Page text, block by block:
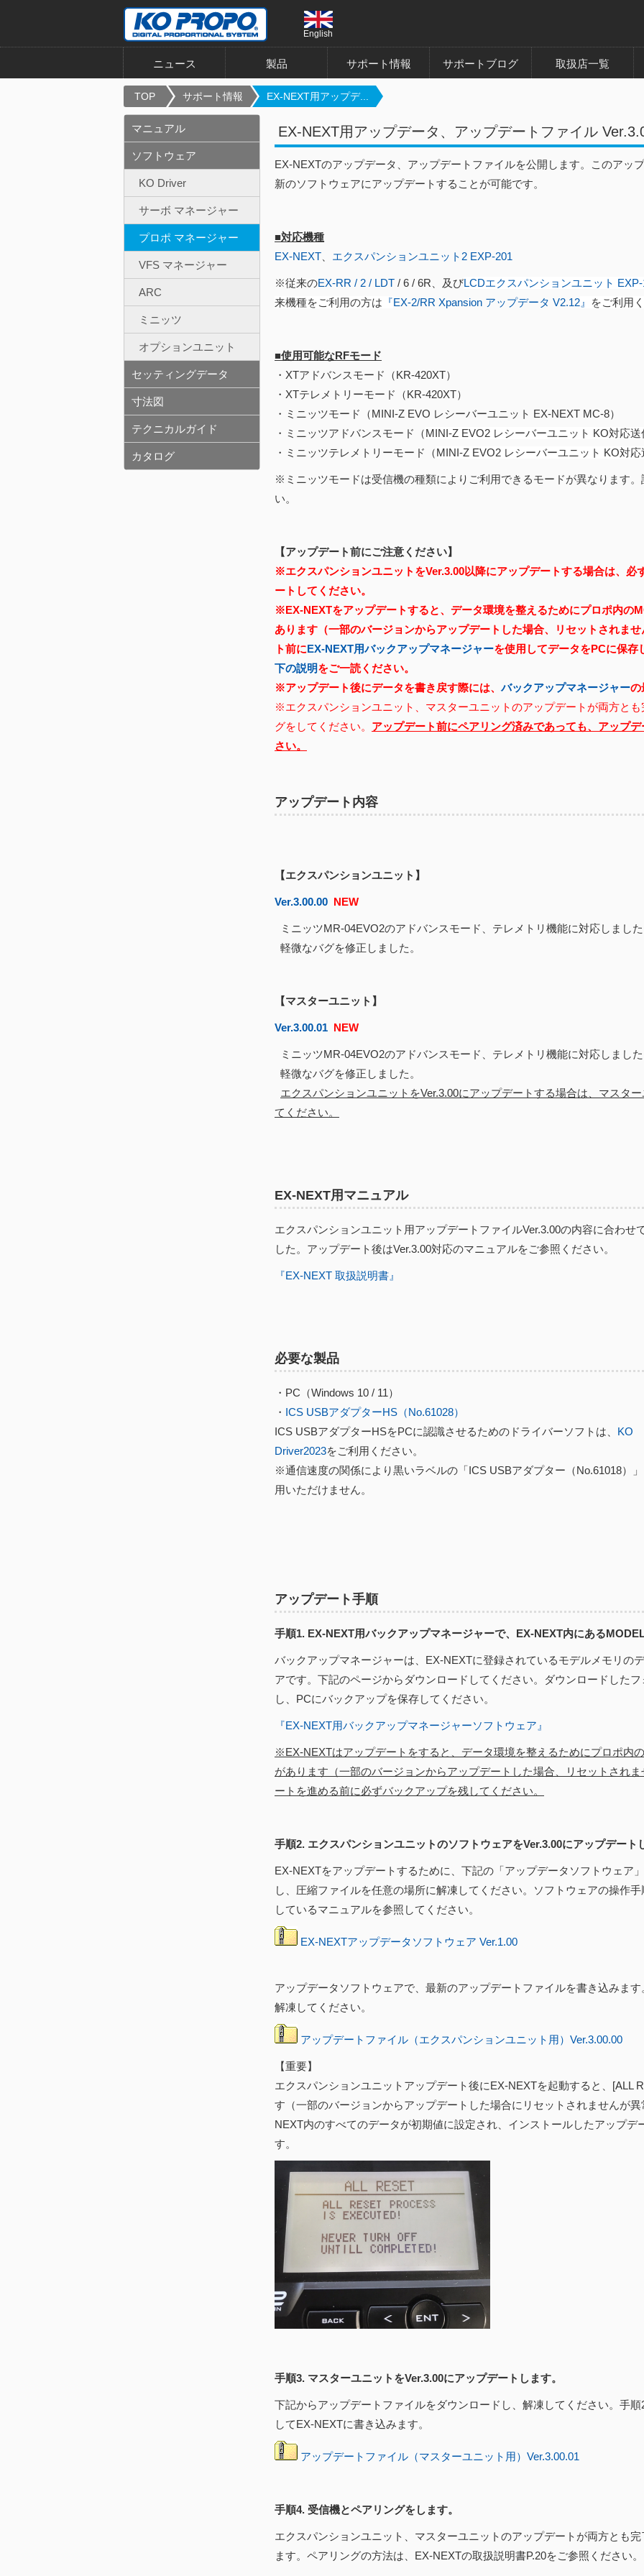
English
ニュース 製品 サポート情報 サポートブログ 取扱店一覧
TOP サポート情報 EX-NEXT用アップデ...
EX-NEXT用アップデータ、アップデートファイル
EX-NEXTのアップデータ、アップデートファイルを公開します。このアッ
新のソフトウェアにアップデートすることが可能です。
■対応機種
EX-NEXT
エクスパンションユニット2 EXP-201
※従来のEX-RR / 2 / LDT / 6 / 6R、及びLCDエクスパンションユニット
来機種をご利用の方は 『EX-2/RR Xpansion アップデータ V2.12​ 』 をご利用
■使用可能なRFモード
・XTアドバンスモード（KR-420XT）
・XTテレメトリーモード（KR-420XT）
・ミニッツモード（MINI-Z EVO レシーバーユニット EX-NEXT MC-8）
・ミニッツアドバンスモード（MINI-Z EVO2 レシーバーユニット KO対応
・ミニッツテレメトリーモード（MINI-Z EVO2 レシーバーユニット KO対
※ミニッツモードは受信機の種類によりご利用できるモードが異なります。
い。
【アップデート前にご注意ください】
※エクスパンションユニットをVer.3.00以降にアップデートする場合は、必
ートしてください。
※EX-NEXTをアップデートすると、データ環境を整えるためにプロポ内の
あります（一部のバージョンからアップデートした場合、リセットされま
ト前にEX-NEXT用バックアップマネージャーを使用してデータをPCに保存
下の説明をご一読ください。
※アップデート後にデータを書き戻す際には、バックアップマネージャーの
※エクスパンションユニット、マスターユニットのアップデートが両方と
グをしてください。 アップデート前にペアリング済みであっても、アップ
さい。
アップデート内容
【エクスパンションユニット】
Ver.3.00.00 NEW
ミニッツMR-04EVO2のアドバンスモード、テレメトリ機能に対応しまし
軽微なバグを修正しました。
【マスターユニット】
Ver.3.00.01 NEW
ミニッツMR-04EVO2のアドバンスモード、テレメトリ機能に対応しまし
軽微なバグを修正しました。
エクスパンションユニットをVer.3.00にアップデートする場合は、マスタ
てください。
EX-NEXT用マニュアル
エクスパンションユニット用アップデートファイルVer.3.00の内容に合わせ
した。アップデート後はVer.3.00対応のマニュアルをご参照ください。
『EX-NEXT 取扱説明書』
必要な製品
・PC（Windows 10 / 11）
・ ICS USBアダプターHS（No.61028）
ICS USBアダプターHSをPCに認識させるためのドライバーソフトは、 KO
Driver2023をご利用ください。
※通信速度の関係により黒いラベルの「ICS USBアダプター（No.61018）
用いただけません。
アップデート手順
手順1. EX-NEXT用バックアップマネージャーで、EX-NEXT内にある
バックアップマネージャーは、EX-NEXTに登録されているモデルメモリの
アです。下記のページからダウンロードしてください。ダウンロードした
し、PCにバックアップを保存してください。
『EX-NEXT用バックアップマネージャーソフトウェア』
※EX-NEXTはアップデートをすると、データ環境を整えるためにプロポ内
があります（一部のバージョンからアップデートした場合、リセットされ
ートを進める前に必ずバックアップを残してください。
手順2. エクスパンションユニットのソフトウェアをVer.3.00にアップデート
EX-NEXTをアップデートするために、下記の「アップデータソフトウェア
し、圧縮ファイルを任意の場所に解凍してください。ソフトウェアの操作
しているマニュアルを参照してください。
EX-NEXTアップデータソフトウェア Ver.1.00
アップデータソフトウェアで、最新のアップデートファイルを書き込みま
解凍してください。
アップデートファイル（エクスパンションユニット用）Ver.3.00.00
【重要】
エクスパンションユニットアップデート後にEX-NEXTを起動すると、[ALL
す（一部のバージョンからアップデートした場合にリセットされませんが
NEXT内のすべてのデータが初期値に設定され、インストールしたアップ
す。
手順3. マスターユニットをVer.3.00にアップデートします。
下記からアップデートファイルをダウンロードし、解凍してください。手
してEX-NEXTに書き込みます。
アップデートファイル（マスターユニット用）Ver.3.00.01
手順4. 受信機とペアリングをします。
エクスパンションユニット、マスターユニットのアップデートが両方とも
ます。ペアリングの方法は、EX-NEXTの取扱説明書P.20をご参照ください。
マニュアル
ソフトウェア
KO Driver
サーボ マネージャー
プロポ マネージャー
VFS マネージャー
ARC
ミニッツ
オプションユニット
セッティングデータ
寸法図
テクニカルガイド
カタログ